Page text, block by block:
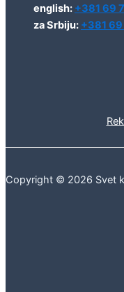
english: +381 69
za Srbiju: +381 69
Copyright © 2026 Svet